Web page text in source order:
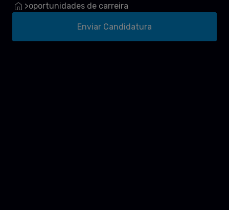
>oportunidades de carreira
Enviar Candidatura